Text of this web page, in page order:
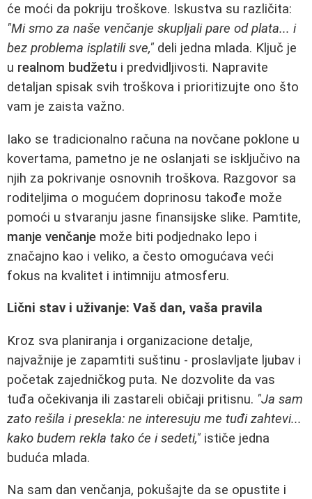
će moći da pokriju troškove. Iskustva su različita:
"Mi smo za naše venčanje skupljali pare od plata... i
bez problema isplatili sve," deli jedna mlada. Ključ je
u realnom budžetu i predvidljivosti. Napravite
detaljan spisak svih troškova i prioritizujte ono što
vam je zaista važno.
Iako se tradicionalno računa na novčane poklone u
kovertama, pametno je ne oslanjati se isključivo na
njih za pokrivanje osnovnih troškova. Razgovor sa
roditeljima o mogućem doprinosu takođe može
pomoći u stvaranju jasne finansijske slike. Pamtite,
manje venčanje može biti podjednako lepo i
značajno kao i veliko, a često omogućava veći
fokus na kvalitet i intimniju atmosferu.
Lični stav i uživanje: Vaš dan, vaša pravila
Kroz sva planiranja i organizacione detalje,
najvažnije je zapamtiti suštinu - proslavljate ljubav i
početak zajedničkog puta. Ne dozvolite da vas
tuđa očekivanja ili zastareli običaji pritisnu. "Ja sam
zato rešila i presekla: ne interesuju me tuđi zahtevi...
kako budem rekla tako će i sedeti," ističe jedna
buduća mlada.
Na sam dan venčanja, pokušajte da se opustite i